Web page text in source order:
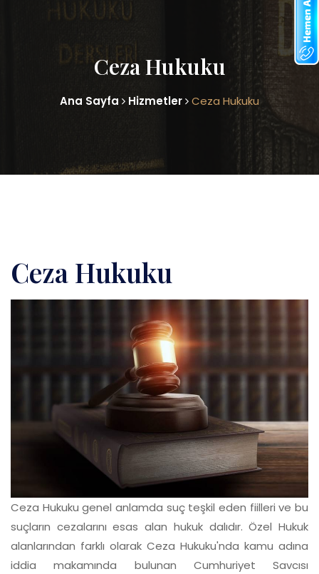
Ceza Hukuku
Ana Sayfa Hizmetler Ceza Hukuku
Ceza Hukuku
Ceza Hukuku genel anlamda suç teşkil eden fiilleri ve bu
suçların cezalarını esas alan hukuk dalıdır. Özel Hukuk
alanlarından farklı olarak Ceza Hukuku'nda kamu adına
iddia makamında bulunan Cumhuriyet Savcısı